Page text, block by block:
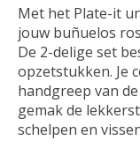
Met het Plate-it
jouw buñuelos
De 2-delige set
opzetstukken. Je
handgreep van
gemak de
schelpen en